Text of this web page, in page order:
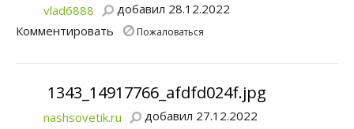
vlad6888
добавил 28.12.2022
Комментировать
Пожаловаться
1343_14917766_afdfd024f.jpg
nashsovetik.ru
добавил 27.12.2022